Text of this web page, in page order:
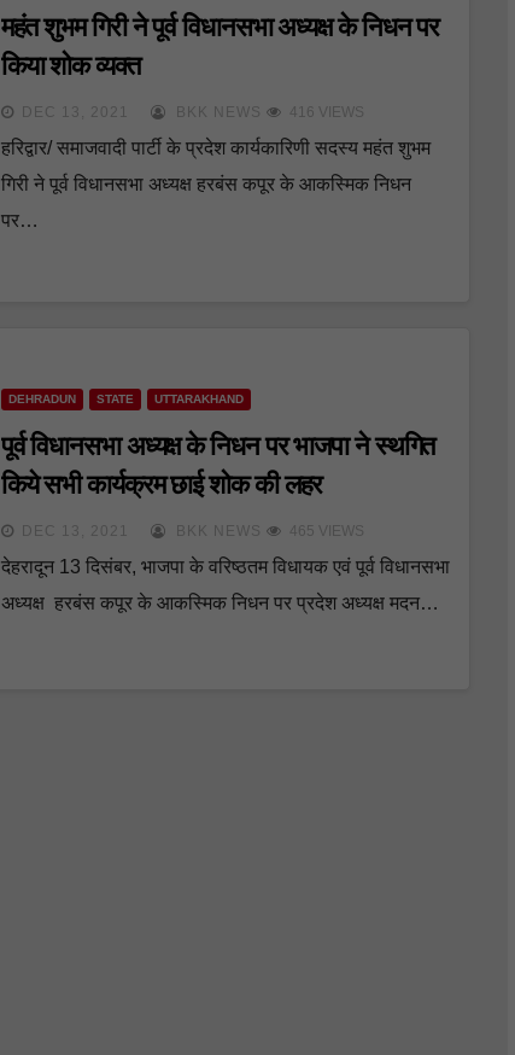
महंत शुभम गिरी ने पूर्व विधानसभा अध्यक्ष के निधन पर
किया शोक व्यक्त
DEC 13, 2021 BKK NEWS 416 VIEWS
हरिद्वार/ समाजवादी पार्टी के प्रदेश कार्यकारिणी सदस्य महंत शुभम
गिरी ने पूर्व विधानसभा अध्यक्ष हरबंस कपूर के आकस्मिक निधन
पर…
DEHRADUN STATE UTTARAKHAND
पूर्व विधानसभा अध्यक्ष के निधन पर भाजपा ने स्थगित
किये सभी कार्यक्रम छाई शोक की लहर
DEC 13, 2021 BKK NEWS 465 VIEWS
देहरादून 13 दिसंबर, भाजपा के वरिष्ठतम विधायक एवं पूर्व विधानसभा
अध्यक्ष हरबंस कपूर के आकस्मिक निधन पर प्रदेश अध्यक्ष मदन…